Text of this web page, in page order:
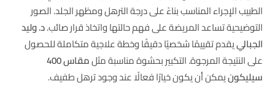
الطبيب الإجراء المناسب بناءً على درجة الترهل ومظهر الجلد. الصور
التوضيحية تساعد المريضة على فهم حالتها واتخاذ قرار صائب.د. وليد
الجبالييقدم تقييمًا شخصيًا دقيقًا وخطة علاجية متكاملة للحصول
على النتيجة المرجوة. التكبير بحشوة مناسبة مثل
مقاس 400
سيليكونيمكن أن يكون خيارًا فعالًا عند وجود ترهل طفيف.